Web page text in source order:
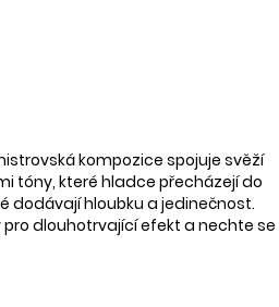
kompozice spojuje svěží
tóny, které hladce přecházejí do
dodávají hloubku a jedinečnost.
pro dlouhotrvající efekt a nechte se